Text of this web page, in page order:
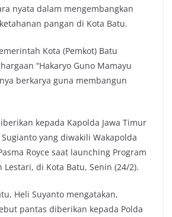
nyata dalam mengembangkan
pangan di Kota Batu.
Kota (Pemkot) Batu
“Hakaryo Guno Mamayu
berkarya guna membangun
kepada Kapolda Jawa Timur
yang diwakili Wakapolda
Royce saat launching Program
Lestari, di Kota Batu, Senin (24/2).
Heli Suyanto mengatakan,
pantas diberikan kepada Polda